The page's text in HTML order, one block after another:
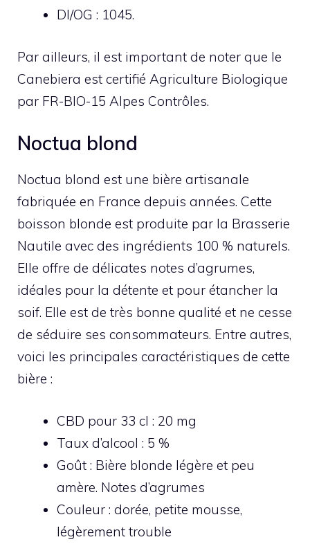
DI/OG : 1045.
Par ailleurs, il est important de noter que le
Canebiera est certifié Agriculture Biologique
par FR-BIO-15 Alpes Contrôles.
Noctua blond
Noctua blond est une bière artisanale
fabriquée en France depuis années. Cette
boisson blonde est produite par la Brasserie
Nautile avec des ingrédients 100 % naturels.
Elle offre de délicates notes d’agrumes,
idéales pour la détente et pour étancher la
soif. Elle est de très bonne qualité et ne cesse
de séduire ses consommateurs. Entre autres,
voici les principales caractéristiques de cette
bière :
CBD pour 33 cl : 20 mg
Taux d’alcool : 5 %
Goût : Bière blonde légère et peu
amère. Notes d’agrumes
Couleur : dorée, petite mousse,
légèrement trouble